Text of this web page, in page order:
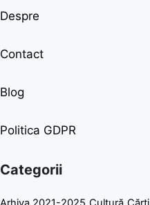
Despre
Contact
Blog
Politica GDPR
Categorii